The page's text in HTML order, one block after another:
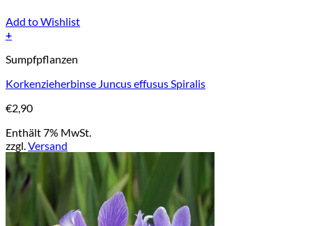
Add to Wishlist
+
Sumpfpflanzen
Korkenzieherbinse Juncus effusus Spiralis
€2,90
Enthält 7% MwSt.
zzgl.Versand